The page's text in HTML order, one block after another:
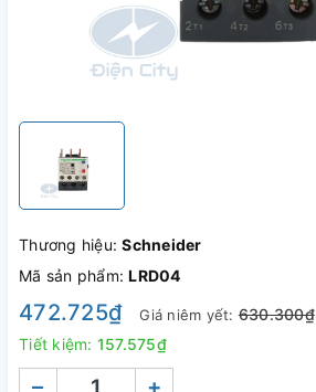
Thương hiệu:Schneider
Mã sản phẩm:LRD04
472.725₫ Giá niêm yết:630.300₫
Tiết kiệm: 157.575₫
– +